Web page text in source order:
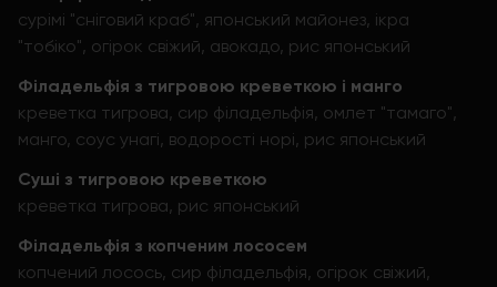
сурімі "сніговий краб", японський майонез, ікра
"тобіко", огірок свіжий, авокадо, рис японський
Філадельфія з тигровою креветкою і манго
креветка тигрова, сир філадельфія, омлет "тамаго",
манго, соус унагі, водорості норі, рис японський
Суші з тигровою креветкою
креветка тигрова, рис японський
Філадельфія з копченим лососем
копчений лосось, сир філадельфія, огірок свіжий,